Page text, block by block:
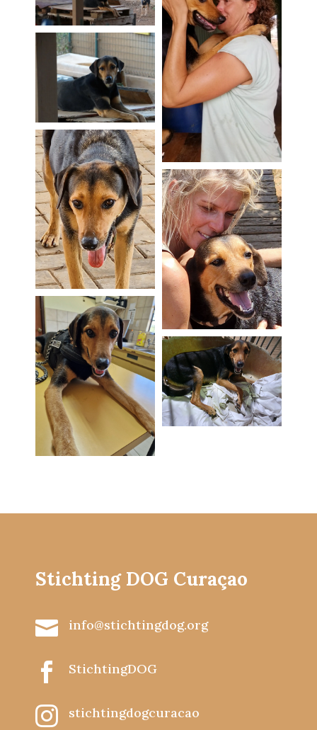
Stichting DOG Curaçao
 info@stichtingdog.org
 StichtingDOG
 stichtingdogcuracao